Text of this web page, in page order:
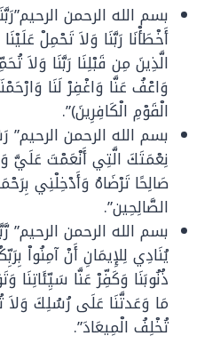
بسم الله الرحمن
أَخْطَأْنَا رَبَّنَا وَلاَ تَحْمِلْ
الَّذِينَ مِن قَبْلِنَا رَبَّنَا وَلاَ
وَاعْفُ عَنَّا وَاغْفِرْ لَنَا
الْقَوْمِ الْكَافِرِينَ)”.
بسم الله الرحمن
نِعْمَتَكَ الَّتِي أَنْعَمْتَ عَلَيَّ
صَالِحًا تَرْضَاهُ وَأَدْخِلْنِي
الصَّالِحِين”.
بسم الله الرحمن الرحيم”
يُنَادِي لِلإِيمَانِ أَنْ آمِنُواْ
ذُنُوبَنَا وَكَفِّرْ عَنَّا سَيِّئَاتِنَا
مَا وَعَدتَّنَا عَلَى رُسُلِكَ وَلاَ
تُخْلِفُ الْمِيعَادَ”.